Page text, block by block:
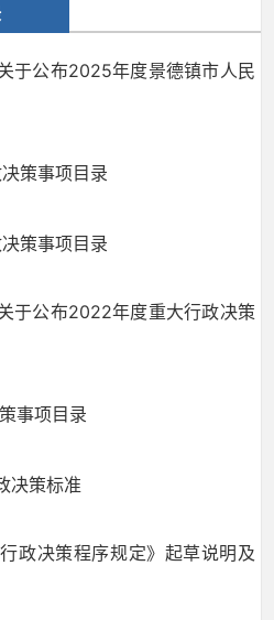
于公布2025年度景德镇市人民
策事项目录
策事项目录
于公布2022年度重大行政决策
事项目录
决策标准
政决策程序规定》起草说明及